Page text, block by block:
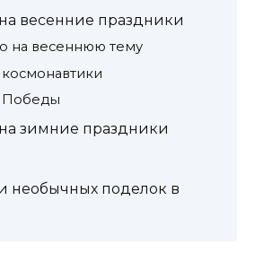
весенние праздники
на весеннюю тему
Победы
зимние праздники
необычных поделок в